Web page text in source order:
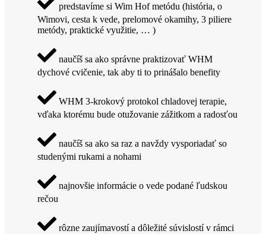
predstavíme si Wim Hof metódu (história, o
Wimovi, cesta k vede, prelomové okamihy, 3 piliere
metódy, praktické využitie, … )
naučíš sa ako správne praktizovať WHM
dychové cvičenie, tak aby ti to prinášalo benefity
WHM 3-krokový protokol chladovej terapie,
vďaka ktorému bude otužovanie zážitkom a radosťou
naučíš sa ako sa raz a navždy vysporiadať so
studenými rukami a nohami
najnovšie informácie o vede podané ľudskou
rečou
rôzne zaujímavostí a dôležité súvislostí v rámci